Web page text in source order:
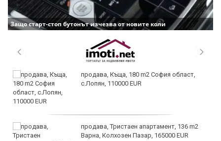
Защо старт-стоп бутонът изчезва от новите коли
продава, Къща, 180 m2 София област,
с.Лопян, 110000 EUR
продава, Тристаен апартамент, 136 m2
Варна, Колхозен Пазар, 165000 EUR